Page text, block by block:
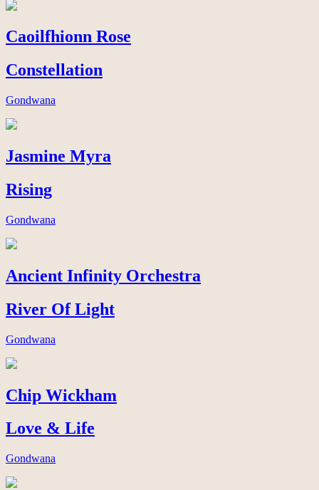
Caoilfhionn Rose
Constellation
Gondwana
Jasmine Myra
Rising
Gondwana
Ancient Infinity Orchestra
River Of Light
Gondwana
Chip Wickham
Love & Life
Gondwana